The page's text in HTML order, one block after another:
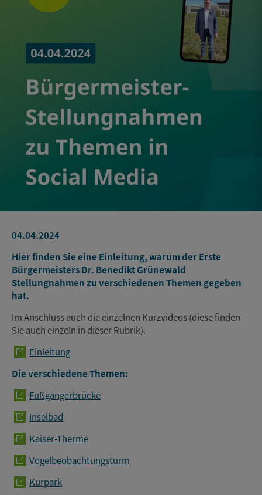
04.04.2024
Hier finden Sie eine Einleitung, warum der Erste
Bürgermeisters Dr. Benedikt Grünewald
Stellungnahmen zu verschiedenen Themen gegeben
hat.
Im Anschluss auch die einzelnen Kurzvideos (diese finden
Sie auch einzeln in dieser Rubrik).
Einleitung
Die verschiedene Themen:
Fußgängerbrücke
Inselbad
Kaiser-Therme
Vogelbeobachtungsturm
Kurpark